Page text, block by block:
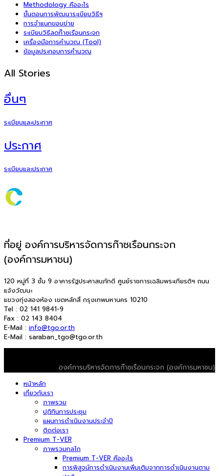
Methodology คืออะไร
ขั้นตอนการพัฒนาระเบียบวิธีฯ
การจำแนกขอบข่าย
ระเบียบวิธีลดก๊าซเรือนกระจก
เครื่องมือการคำนวณ (Tool)
ข้อมูลประกอบการคำนวณ
All Stories
อื่นๆ
ระเบียบและประกาศ
ประกาศ
ระเบียบและประกาศ
ที่อยู่ องค์การบริหารจัดการก๊าซเรือนกระจก
(องค์การมหาชน)
120 หมู่ที่ 3 ชั้น 9 อาคารรัฐประศาสนภักดี ศูนย์ราชการเฉลิมพระเกียรติฯ ถนน
แจ้งวัฒนะ
แขวงทุ่งสองห้อง เขตหลักสี่ กรุงเทพมหานคร 10210
Tel : 02 141 9841-9
Fax : 02 143 8404
E-Mail : info@tgo.or.th
E-Mail : saraban_tgo@tgo.or.th
องค์การบริหารจัดการก๊าซเรือนกระจก (องค์การมหาชน)
หน้าหลัก
เกี่ยวกับเรา
ภาพรวม
ปฏิทินการประชุม
แผนการดำเนินงานประจำปี
ติดต่อเรา
Premium T-VER
ภาพรวมกลไก
Premium T-VER คืออะไร
การพิสูจน์การดำเนินงานเพิ่มเติมจากการดำเนินงานตาม